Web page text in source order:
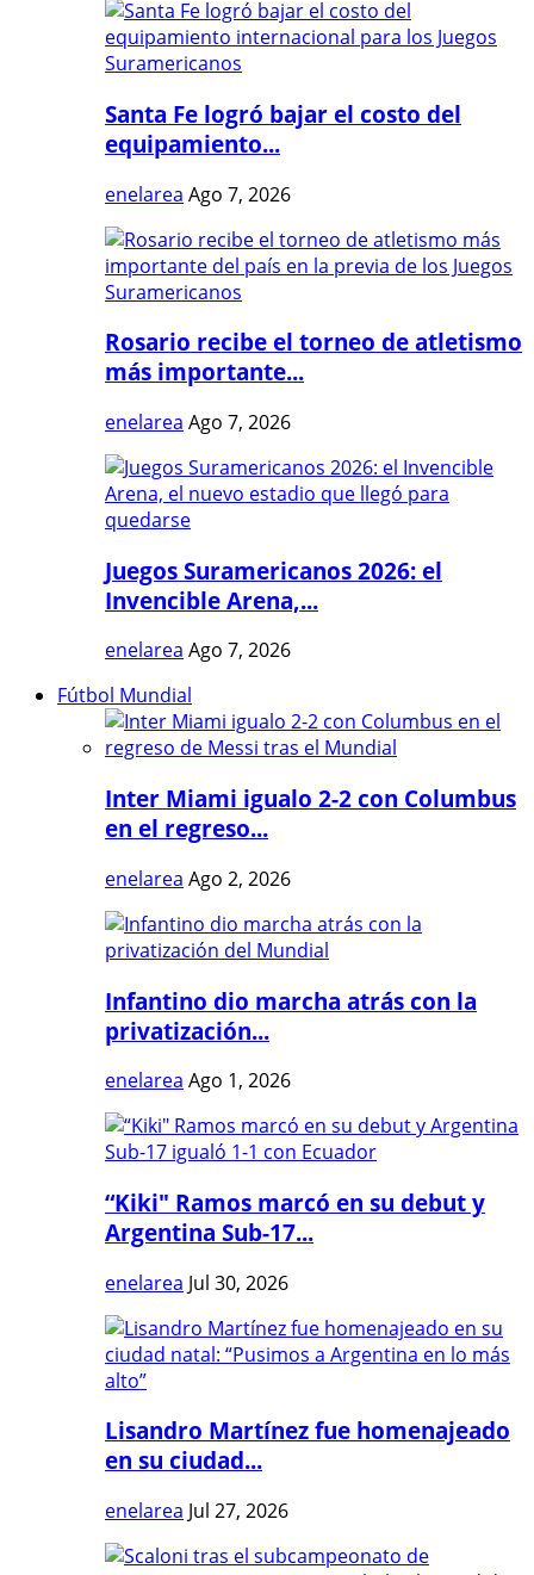
Santa Fe logró bajar el costo del
equipamiento...
enelarea Ago 7, 2026
Rosario recibe el torneo de atletismo
más importante...
enelarea Ago 7, 2026
Juegos Suramericanos 2026: el
Invencible Arena,...
enelarea Ago 7, 2026
Fútbol Mundial
Inter Miami igualo 2-2 con Columbus
en el regreso...
enelarea Ago 2, 2026
Infantino dio marcha atrás con la
privatización...
enelarea Ago 1, 2026
“Kiki" Ramos marcó en su debut y
Argentina Sub-17...
enelarea Jul 30, 2026
Lisandro Martínez fue homenajeado
en su ciudad...
enelarea Jul 27, 2026